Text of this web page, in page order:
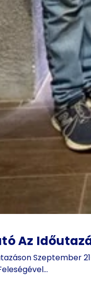
Az
Szeptember